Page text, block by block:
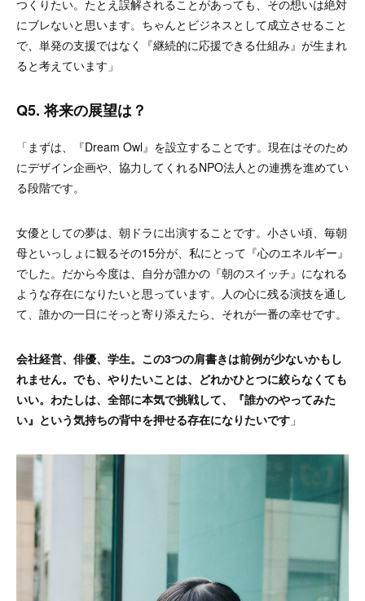
つくりたい。たとえ誤解されることがあっても、その想いは絶対
にブレないと思います。ちゃんとビジネスとして成立させること
で、単発の支援ではなく『継続的に応援できる仕組み』が生まれ
ると考えています」
Q5. 将来の展望は？
「まずは、『Dream Owl』を設立することです。現在はそのため
にデザイン企画や、協力してくれるNPO法人との連携を進めてい
る段階です。
女優としての夢は、朝ドラに出演することです。小さい頃、毎朝
母といっしょに観るその15分が、私にとって『心のエネルギー』
でした。だから今度は、自分が誰かの『朝のスイッチ』になれる
ような存在になりたいと思っています。人の心に残る演技を通し
て、誰かの一日にそっと寄り添えたら、それが一番の幸せです。
会社経営、俳優、学生。この3つの肩書きは前例が少ないかもし
れません。でも、やりたいことは、どれかひとつに絞らなくても
いい。わたしは、全部に本気で挑戦して、『誰かのやってみた
い』という気持ちの背中を押せる存在になりたいです 」